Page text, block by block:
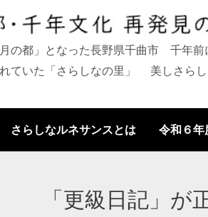
の都」となった長野県千曲市 千年前
ていた「さらしなの里」
美しさら
さらしなルネサンスとは 令和６
「更級日記」